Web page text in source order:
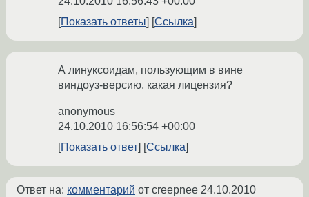
Показать ответы
Ссылка
А линуксоидам, пользующим в вине
виндоуз-версию, какая лицензия?
anonymous
24.10.2010 16:56:54 +00:00
Показать ответ
Ссылка
Ответ на: комментарий от creepnee 24.10.2010